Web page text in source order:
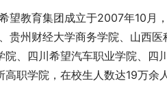
望教育集团成立于2007年10月
贵州财经大学商务学院、山西
、四川希望汽车职业学院、四
职学院，在校生人数达19万余人